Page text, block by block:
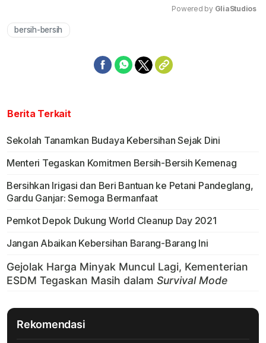
Powered by GliaStudios
bersih-bersih
Berita Terkait
Sekolah Tanamkan Budaya Kebersihan Sejak Dini
Menteri Tegaskan Komitmen Bersih-Bersih Kemenag
Bersihkan Irigasi dan Beri Bantuan ke Petani Pandeglang,
Gardu Ganjar: Semoga Bermanfaat
Pemkot Depok Dukung World Cleanup Day 2021
Jangan Abaikan Kebersihan Barang-Barang Ini
Rekomendasi